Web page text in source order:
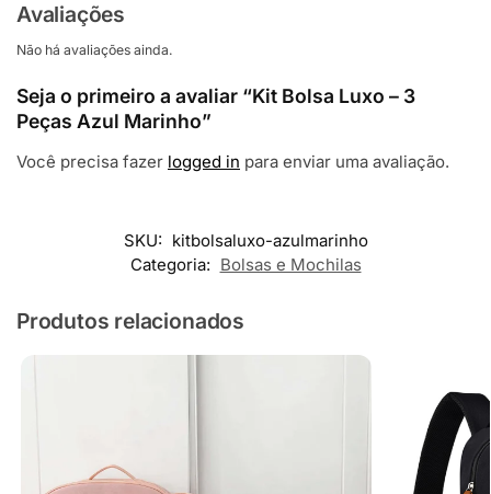
Avaliações
Não há avaliações ainda.
Seja o primeiro a avaliar “Kit Bolsa Luxo – 3
Peças Azul Marinho”
Você precisa fazer logged in para enviar uma avaliação.
SKU: kitbolsaluxo-azulmarinho
Categoria: Bolsas e Mochilas
Produtos relacionados